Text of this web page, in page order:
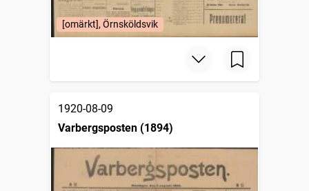
[omärkt], Örnsköldsvik
1920-08-09
Varbergsposten (1894)